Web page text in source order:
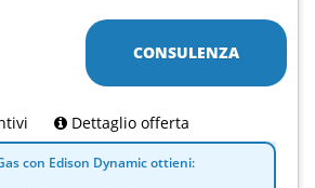
CONSULENZA
Dettaglio offerta
con Edison Dynamic ottieni: